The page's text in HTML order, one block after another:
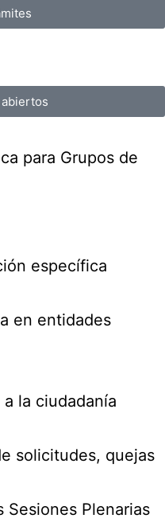
para Grupos de
específica
en entidades
la ciudadanía
solicitudes, quejas
Sesiones Plenarias